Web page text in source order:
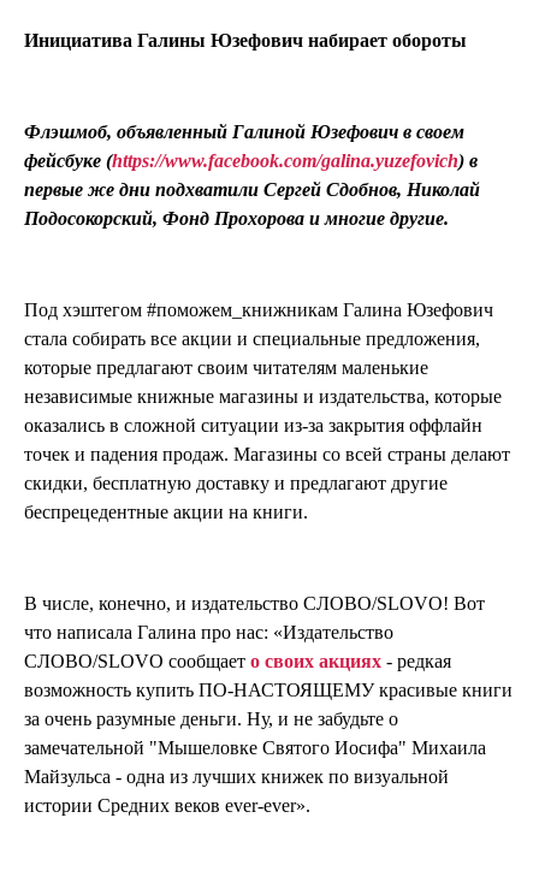
Инициатива Галины Юзефович набирает обороты
Флэшмоб, объявленный Галиной Юзефович в своем
фейсбуке (https://www.facebook.com/galina.yuzefovich) в
первые же дни подхватили Сергей Сдобнов, Николай
Подосокорский, Фонд Прохорова и многие другие.
Под хэштегом #поможем_книжникам Галина Юзефович
стала собирать все акции и специальные предложения,
которые предлагают своим читателям маленькие
независимые книжные магазины и издательства, которые
оказались в сложной ситуации из-за закрытия оффлайн
точек и падения продаж. Магазины со всей страны делают
скидки, бесплатную доставку и предлагают другие
беспрецедентные акции на книги.
В числе, конечно, и издательство СЛОВО/SLOVO! Вот
что написала Галина про нас: «Издательство
СЛОВО/SLOVO сообщает о своих акциях - редкая
возможность купить ПО-НАСТОЯЩЕМУ красивые книги
за очень разумные деньги. Ну, и не забудьте о
замечательной "Мышеловке Святого Иосифа" Михаила
Майзульса - одна из лучших книжек по визуальной
истории Средних веков ever-ever».